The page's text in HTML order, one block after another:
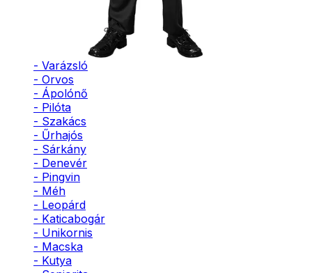
- Varázsló
- Orvos
- Ápolónő
- Pilóta
- Szakács
- Űrhajós
- Sárkány
- Denevér
- Pingvin
- Méh
- Leopárd
- Katicabogár
- Unikornis
- Macska
- Kutya